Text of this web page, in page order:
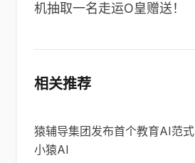
机抽取一名走运O皇赠送！
相关推荐
猿辅导集团发布首个教育AI范式
小猿AI